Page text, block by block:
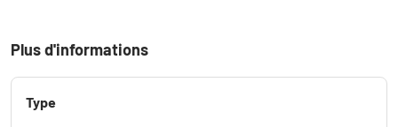
Plus d'informations
Type